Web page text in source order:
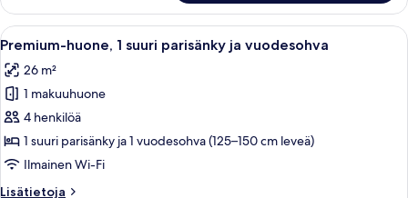
2
yhden
hengen
Avaa
kaikki
huonetyypin
Premium-
huone,
1
suuri
Hotellihuone, jossa on kaksi
12
Premium-huone, 1 suuri parisänky ja vuodesohva
26 m²
1 makuuhuone
4 henkilöä
1 suuri parisänky ja 1 vuodesohva (125–150 cm leveä)
Ilmainen Wi-Fi
Lisätietoja
Lisätietoja